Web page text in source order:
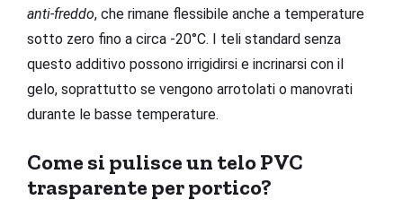
anti-freddo, che rimane flessibile anche a temperature
sotto zero fino a circa -20°C. I teli standard senza
questo additivo possono irrigidirsi e incrinarsi con il
gelo, soprattutto se vengono arrotolati o manovrati
durante le basse temperature.
Come si pulisce un telo PVC
trasparente per portico?